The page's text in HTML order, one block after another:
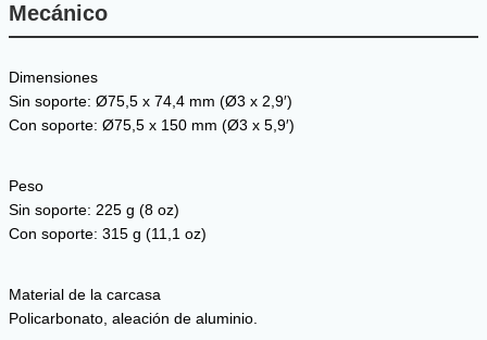
Mecánico
Dimensiones
Sin soporte: Ø75,5 x 74,4 mm (Ø3 x 2,9′)
Con soporte: Ø75,5 x 150 mm (Ø3 x 5,9′)
Peso
Sin soporte: 225 g (8 oz)
Con soporte: 315 g (11,1 oz)
Material de la carcasa
Policarbonato, aleación de aluminio.